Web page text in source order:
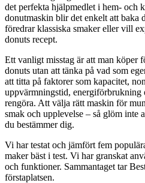
det perfekta hjälpmedlet i hem- och
donutmaskin blir det enkelt att baka
föredrar klassiska smaker eller vill
donuts recept.
Ett vanligt misstag är att man köper
donuts utan att tänka på vad som
att titta på faktorer som kapacitet,
uppvärmningstid, energiförbrukning
rengöra. Att välja rätt maskin för
smak och upplevelse – så glöm inte
du bestämmer dig.
Vi har testat och jämfört fem
maker bäst i test. Vi har granskat
och funktioner. Sammantaget tar
förstaplatsen.